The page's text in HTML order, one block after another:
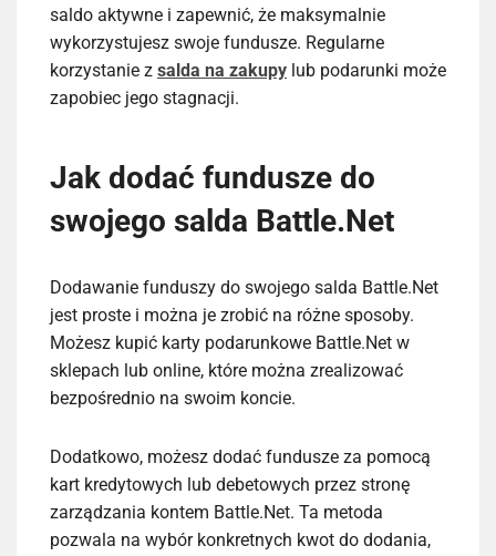
saldo aktywne i zapewnić, że maksymalnie
wykorzystujesz swoje fundusze. Regularne
korzystanie z salda na zakupy lub podarunki może
zapobiec jego stagnacji.
Jak dodać fundusze do
swojego salda Battle.Net
Dodawanie funduszy do swojego salda Battle.Net
jest proste i można je zrobić na różne sposoby.
Możesz kupić karty podarunkowe Battle.Net w
sklepach lub online, które można zrealizować
bezpośrednio na swoim koncie.
Dodatkowo, możesz dodać fundusze za pomocą
kart kredytowych lub debetowych przez stronę
zarządzania kontem Battle.Net. Ta metoda
pozwala na wybór konkretnych kwot do dodania,